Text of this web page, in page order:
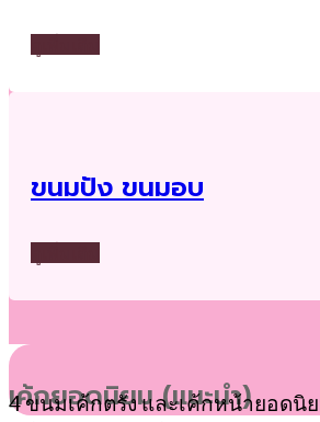
ขนมปัง ขนมอบ
เค้กยอดนิยม (แนะนำ)
4 ขนมเค้กตรัง และเค้กหน้ายอดนิ